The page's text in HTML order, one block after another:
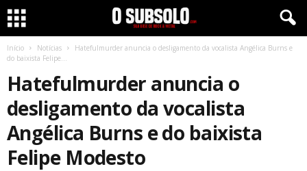
Início Notícias
Hatefulmurder anuncia o desligamento da vocalista Angélica Burns e
do baixista Felipe...
Hatefulmurder anuncia o
desligamento da vocalista
Angélica Burns e do baixista
Felipe Modesto